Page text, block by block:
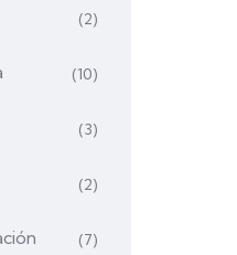
(2)
(10)
(3)
(2)
(7)